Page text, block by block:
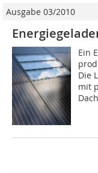
Ausgabe 03/2010
Ein
Die
mit